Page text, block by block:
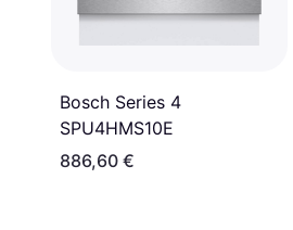
Bosch Series 4
SPU4HMS10E
886,60 €